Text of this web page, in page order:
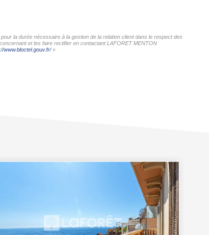
la durée nécessaire à la gestion de la relation client dans le respect des
et les faire rectifier en contactant LAFORET MENTON
www.bloctel.gouv.fr/»